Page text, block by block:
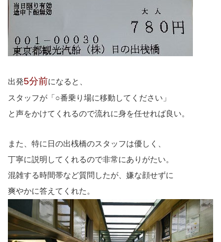
出発5分前になると、
スタッフが「○番乗り場に移動してください」
と声をかけてくれるので流れに身を任せれば良い。
また、特に日の出桟橋のスタッフは優しく、
丁寧に説明してくれるので非常にありがたい。
混雑する時間帯など質問したが、嫌な顔せずに
爽やかに答えてくれた。